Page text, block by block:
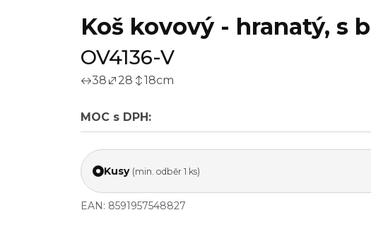
Koš kovový - hranatý, s
OV4136-V
38 28 18cm
MOC s DPH:
Kusy (min. odběr 1 ks)
EAN: 8591957548827